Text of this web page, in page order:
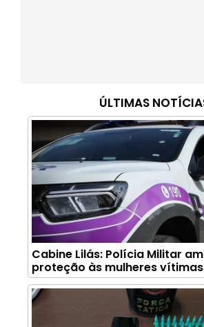
ÚLTIMAS
Cabine Lilás: Polícia Militar
proteção às mulheres